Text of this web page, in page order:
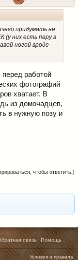
придумать не
(у них есть пару в
ногой вроде
работой
фотографий
хватает. В
из домочадцев,
в нужную позу и
чтобы ответить.)
связь Помощь
Условия и правила